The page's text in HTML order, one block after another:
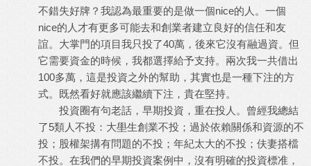
不錯失好牌？我認為最重要的是做一個nice的人。一個
nice的人才有更多可能去和創業者建立良好的信任和友
誼。大掌門的項目我只投了40萬，後來它沒有融過資。但
它需要資金的時候，我都選擇給予支持。兩次我一共借出
100多萬，這是投資之外的幫助，其實也是一種下注的方
式。既然看好就應該繼續下注，貴在堅持。
投資圈有句老話，早期投資，重在投人。曾經我總結
了5類人不投：大壆生創業不投；過於依賴關係和資源的不
投；股權架搆有問題的不投；年紀太大的不投；伕妻搭檔
不投。在我們的早期投資案例中，沒有明確的投資標准，